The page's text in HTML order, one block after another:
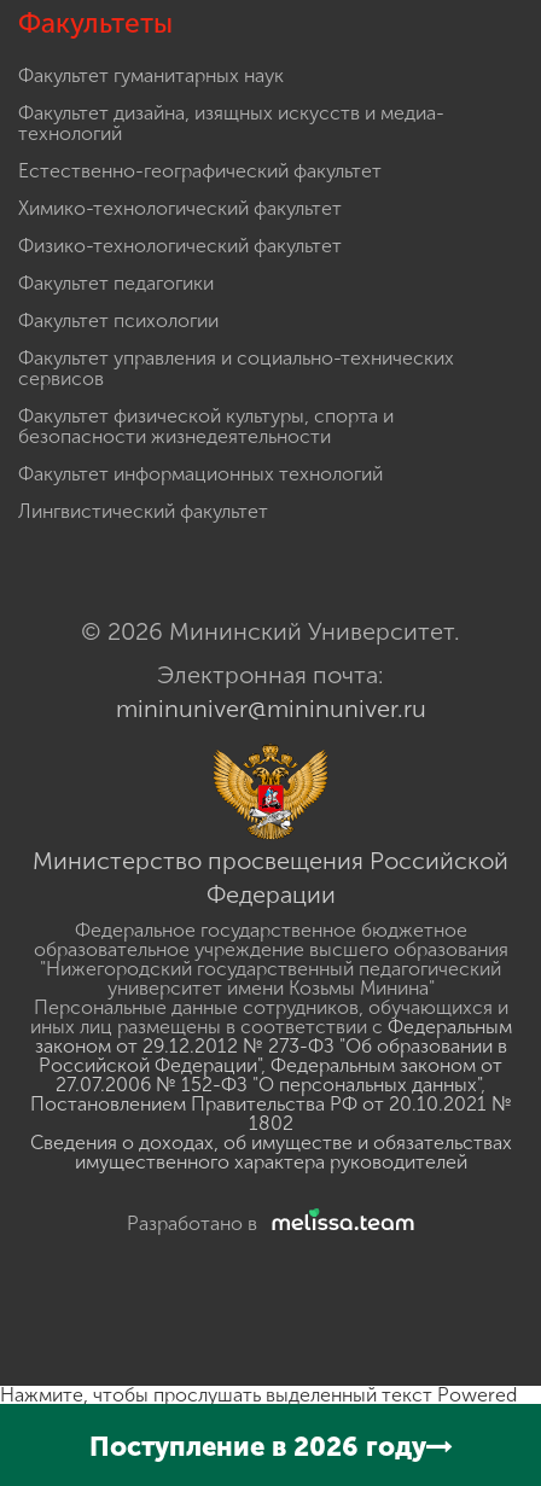
Факультеты
Факультет гуманитарных наук
Факультет дизайна, изящных искусств и медиа-
технологий
Естественно-географический факультет
Химико-технологический факультет
Физико-технологический факультет
Факультет педагогики
Факультет психологии
Факультет управления и социально-технических
сервисов
Факультет физической культуры, спорта и
безопасности жизнедеятельности
Факультет информационных технологий
Лингвистический факультет
© 2026 Мининский Университет.
Электронная почта:
mininuniver@mininuniver.ru
Министерство просвещения Российской
Федерации
Федеральное государственное бюджетное
образовательное учреждение высшего образования
"Нижегородский государственный педагогический
университет имени Козьмы Минина"
Персональные данные сотрудников, обучающихся и
иных лиц размещены в соответствии с Федеральным
законом от 29.12.2012 № 273-ФЗ "Об образовании в
Российской Федерации", Федеральным законом от
27.07.2006 № 152-ФЗ "О персональных данных",
Постановлением Правительства РФ от 20.10.2021 №
1802
Сведения о доходах, об имуществе и обязательствах
имущественного характера руководителей
Разработано в
Поступление в 2026 году
Нажмите, чтобы прослушать выделенный текст Powered